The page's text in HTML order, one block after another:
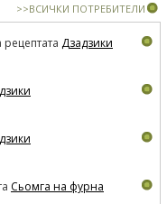
>>ВСИЧКИ ПОТРЕБИТЕЛИ
Дзадзики
Сьомга на фурна